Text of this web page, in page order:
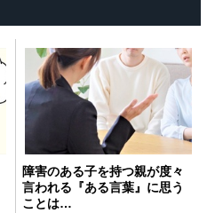
障害のある子を持つ親が度々
言われる『ある言葉』に思う
ことは…